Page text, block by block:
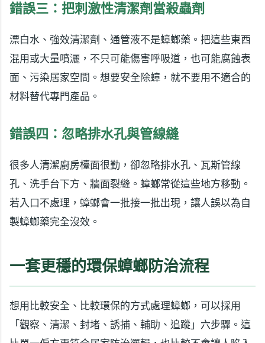
錯誤三：把刺激性清潔劑當殺蟲劑
漂白水、強效清潔劑、通管液不是蟑螂藥。把這些東西
混用或大量噴灑，不只可能傷害呼吸道，也可能腐蝕表
面、污染居家空間。想要安全除蟑，就不要用不適合的
材料替代專門產品。
錯誤四：忽略排水孔與管線縫
很多人清潔廚房檯面很勤，卻忽略排水孔、瓦斯管線
孔、洗手台下方、牆面裂縫。蟑螂常從這些地方移動。
若入口不處理，蟑螂會一批接一批出現，讓人誤以為自
製蟑螂藥完全沒效。
一套更穩的環保蟑螂防治流程
想用比較安全、比較環保的方式處理蟑螂，可以採用
「觀察、清潔、封堵、誘捕、輔助、追蹤」六步驟。這